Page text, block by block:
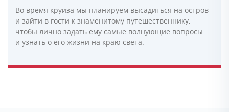
Во время круиза мы планируем высадиться на остров
и зайти в гости к знаменитому путешественнику,
чтобы лично задать ему самые волнующие вопросы
и узнать о его жизни на краю света.